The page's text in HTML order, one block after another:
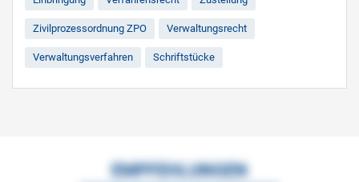
Zivilprozessordnung ZPO Verwaltungsrecht
Verwaltungsverfahren Schriftstücke
EMPFEHLUNGEN